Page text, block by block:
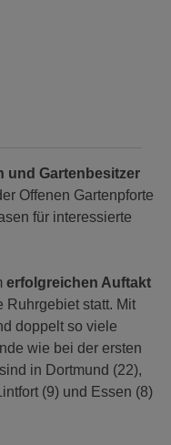
und Gartenbesitzer
Offenen Gartenpforte
für interessierte
erfolgreichen Auftakt
Ruhrgebiet statt. Mit
doppelt so viele
wie bei der ersten
in Dortmund (22),
(9) und Essen (8)